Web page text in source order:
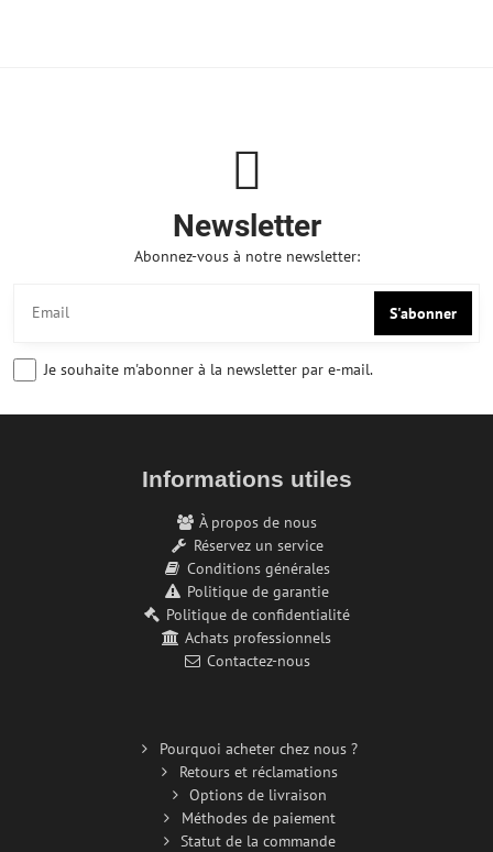
Newsletter
Abonnez-vous à notre newsletter:
S'abonner
Je souhaite m'abonner à la newsletter par e-mail.
Informations utiles
À propos de nous
Réservez un service
Conditions générales
Politique de garantie
Politique de confidentialité
Achats professionnels
Contactez-nous
Pourquoi acheter chez nous ?
Retours et réclamations
Options de livraison
Méthodes de paiement
Statut de la commande